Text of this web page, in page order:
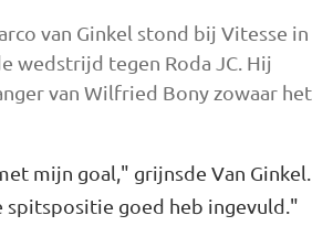
van Ginkel stond bij Vitesse in
wedstrijd tegen Roda JC. Hij
van Wilfried Bony zowaar het
mijn goal," grijnsde Van Ginkel.
spitspositie goed heb ingevuld."